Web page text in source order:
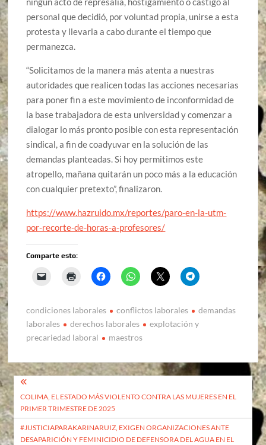
personal que decidió, por voluntad propia, unirse a esta
protesta y llevarla a cabo durante el tiempo que
permanezca.
“Solicitamos de la manera más atenta a nuestras
autoridades que realicen todas las acciones necesarias
para poner fin a este movimiento de inconformidad de
la base trabajadora de esta universidad y comenzar a
dialogar lo más pronto posible con esta representación
sindical, a fin de coadyuvar en la solución de las
demandas planteadas. Si hoy permitimos este
atropello, mañana quitarán un poco más a la educación
con cualquier pretexto”, finalizaron.
https://www.hazruido.mx/reportes/paro-en-la-utm-
por-recorte-de-horas-a-profesores/
Comparte esto:
condiciones laborales conflictos laborales
demandas
laborales
derechos laborales
explotación y
precariedad laboral
maestros
Navegación
de
entradas
COLIMA, EL ESTADO MÁS VIOLENTO CONTRA LAS MUJERES EN EL
PRIMER TRIMESTRE DE 2025
#JUSTICIAPARAKARINARUIZ, EXIGEN ORGANIZACIONES ANTE
DESAPARICIÓN Y FEMINICIDIO DE DEFENSORA DEL AGUA EN EL